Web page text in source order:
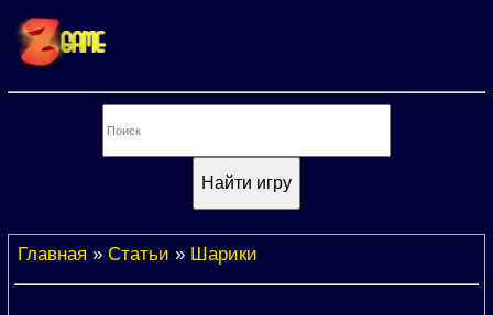
Главная » Статьи » Шарики